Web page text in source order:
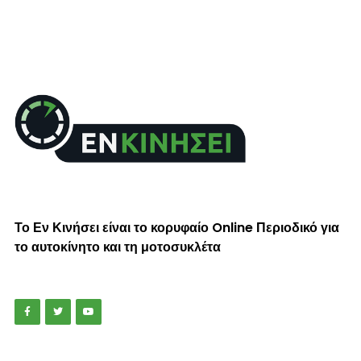
Το Εν Κινήσει είναι το κορυφαίο Online Περιοδικό για
το αυτοκίνητο και τη μοτοσυκλέτα